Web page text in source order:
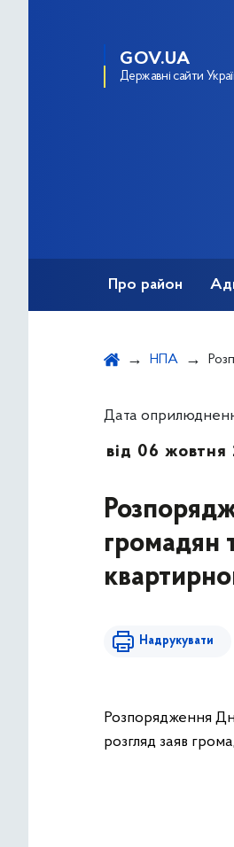
GOV.UA
Державні сайти
Про район
НПА
Дата
від 06
громадян
Надрукувати
Розпорядження
розгляд заяв